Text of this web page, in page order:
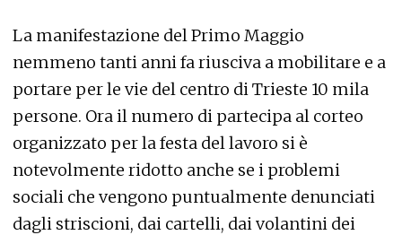
La manifestazione del Primo Maggio
nemmeno tanti anni fa riusciva a mobilitare e a
portare per le vie del centro di Trieste 10 mila
persone. Ora il numero di partecipa al corteo
organizzato per la festa del lavoro si è
notevolmente ridotto anche se i problemi
sociali che vengono puntualmente denunciati
dagli striscioni, dai cartelli, dai volantini dei